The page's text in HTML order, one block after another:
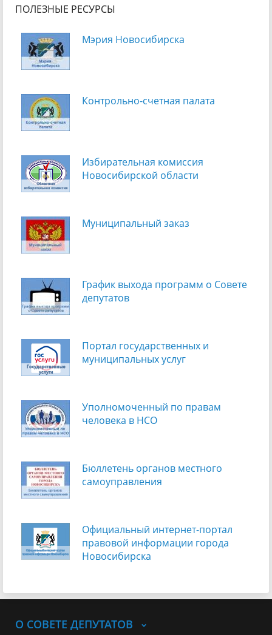
ПОЛЕЗНЫЕ РЕСУРСЫ
Мэрия Новосибирска
Контрольно-счетная палата
Избирательная комиссия
Новосибирской области
Муниципальный заказ
График выхода программ о Cовете
депутатов
Портал государственных и
муниципальных услуг
Уполномоченный по правам
человека в НСО
Бюллетень органов местного
самоуправления
Официальный интернет-портал
правовой информации города
Новосибирска
О СОВЕТЕ ДЕПУТАТОВ